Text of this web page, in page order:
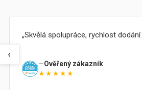
‹
Skvělá spolupráce, rychlost dodání.
Ověřený zákazník
★★★★★